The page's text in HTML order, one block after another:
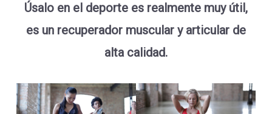
Úsalo en el deporte es realmente muy útil,
es un recuperador muscular y articular de
alta calidad.